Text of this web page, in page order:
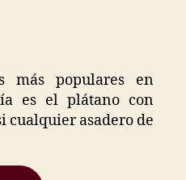
más populares en
es el plátano con
cualquier asadero de